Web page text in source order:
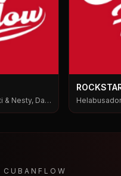
& Nesty, Dale